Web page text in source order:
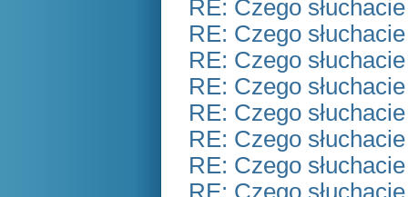
RE: Czego
RE: Czego
RE: Czego
RE: Czego
RE: Czego
RE: Czego
RE: Czego
RE: Czego